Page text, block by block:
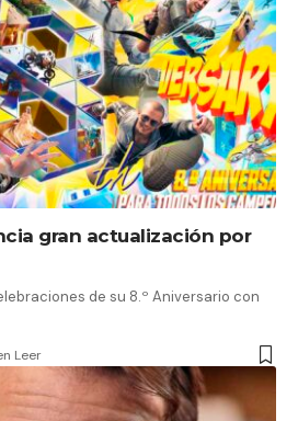
gran actualización por
de su 8.º Aniversario con
Leer